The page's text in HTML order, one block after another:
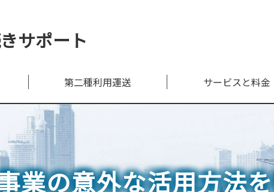
サポート
第二種利用運送 サービスと料金
業の意外な活用方法